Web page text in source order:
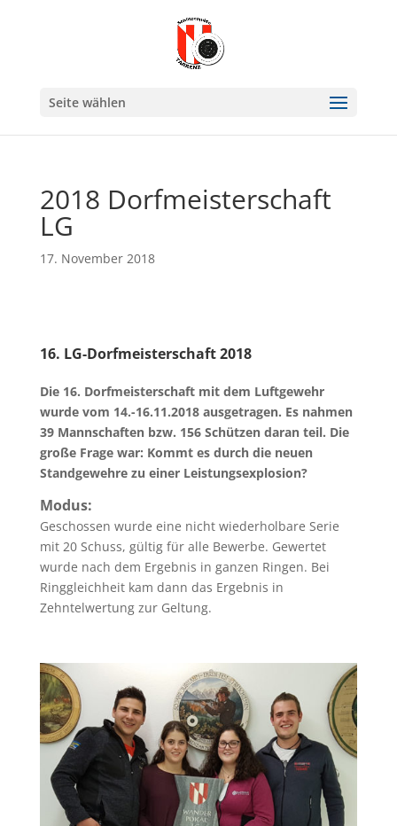
Seite wählen
2018 Dorfmeisterschaft
LG
17. November 2018
16. LG-Dorfmeisterschaft 2018
Die 16. Dorfmeisterschaft mit dem Luftgewehr
wurde vom 14.-16.11.2018 ausgetragen. Es nahmen
39 Mannschaften bzw. 156 Schützen daran teil. Die
große Frage war: Kommt es durch die neuen
Standgewehre zu einer Leistungsexplosion?
Modus:
Geschossen wurde eine nicht wiederholbare Serie
mit 20 Schuss, gültig für alle Bewerbe. Gewertet
wurde nach dem Ergebnis in ganzen Ringen. Bei
Ringgleichheit kam dann das Ergebnis in
Zehntelwertung zur Geltung.